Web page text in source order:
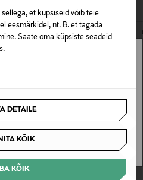
et küpsiseid võib teie
eesmärkidel, nt. B. et tagada
Saate oma küpsiste seadeid
DETAILE
KÕIK
KÕIK
saadaval.
ARU